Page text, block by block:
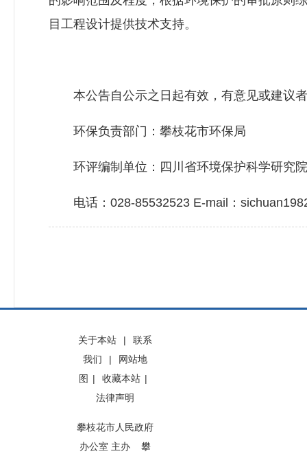
目工程设计提供技术支持。
本公告自公示之日起有效，有意见或建议者
环保负责部门：攀枝花市环保局
环评编制单位：四川省环境保护科学研究院
电话：028-85532523 E-mail：
关于本站 |
联系
我们
|
网站地
图 | 收藏本站 |
法律声明
攀枝花市人民政府
办公室 主办 攀